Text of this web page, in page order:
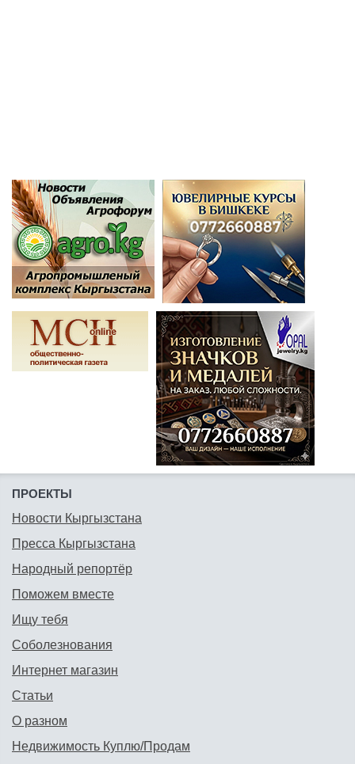
ПРОЕКТЫ
Новости Кыргызстана
Пресса Кыргызстана
Народный репортёр
Поможем вместе
Ищу тебя
Соболезнования
Интернет магазин
Статьи
О разном
Недвижимость Куплю/Продам